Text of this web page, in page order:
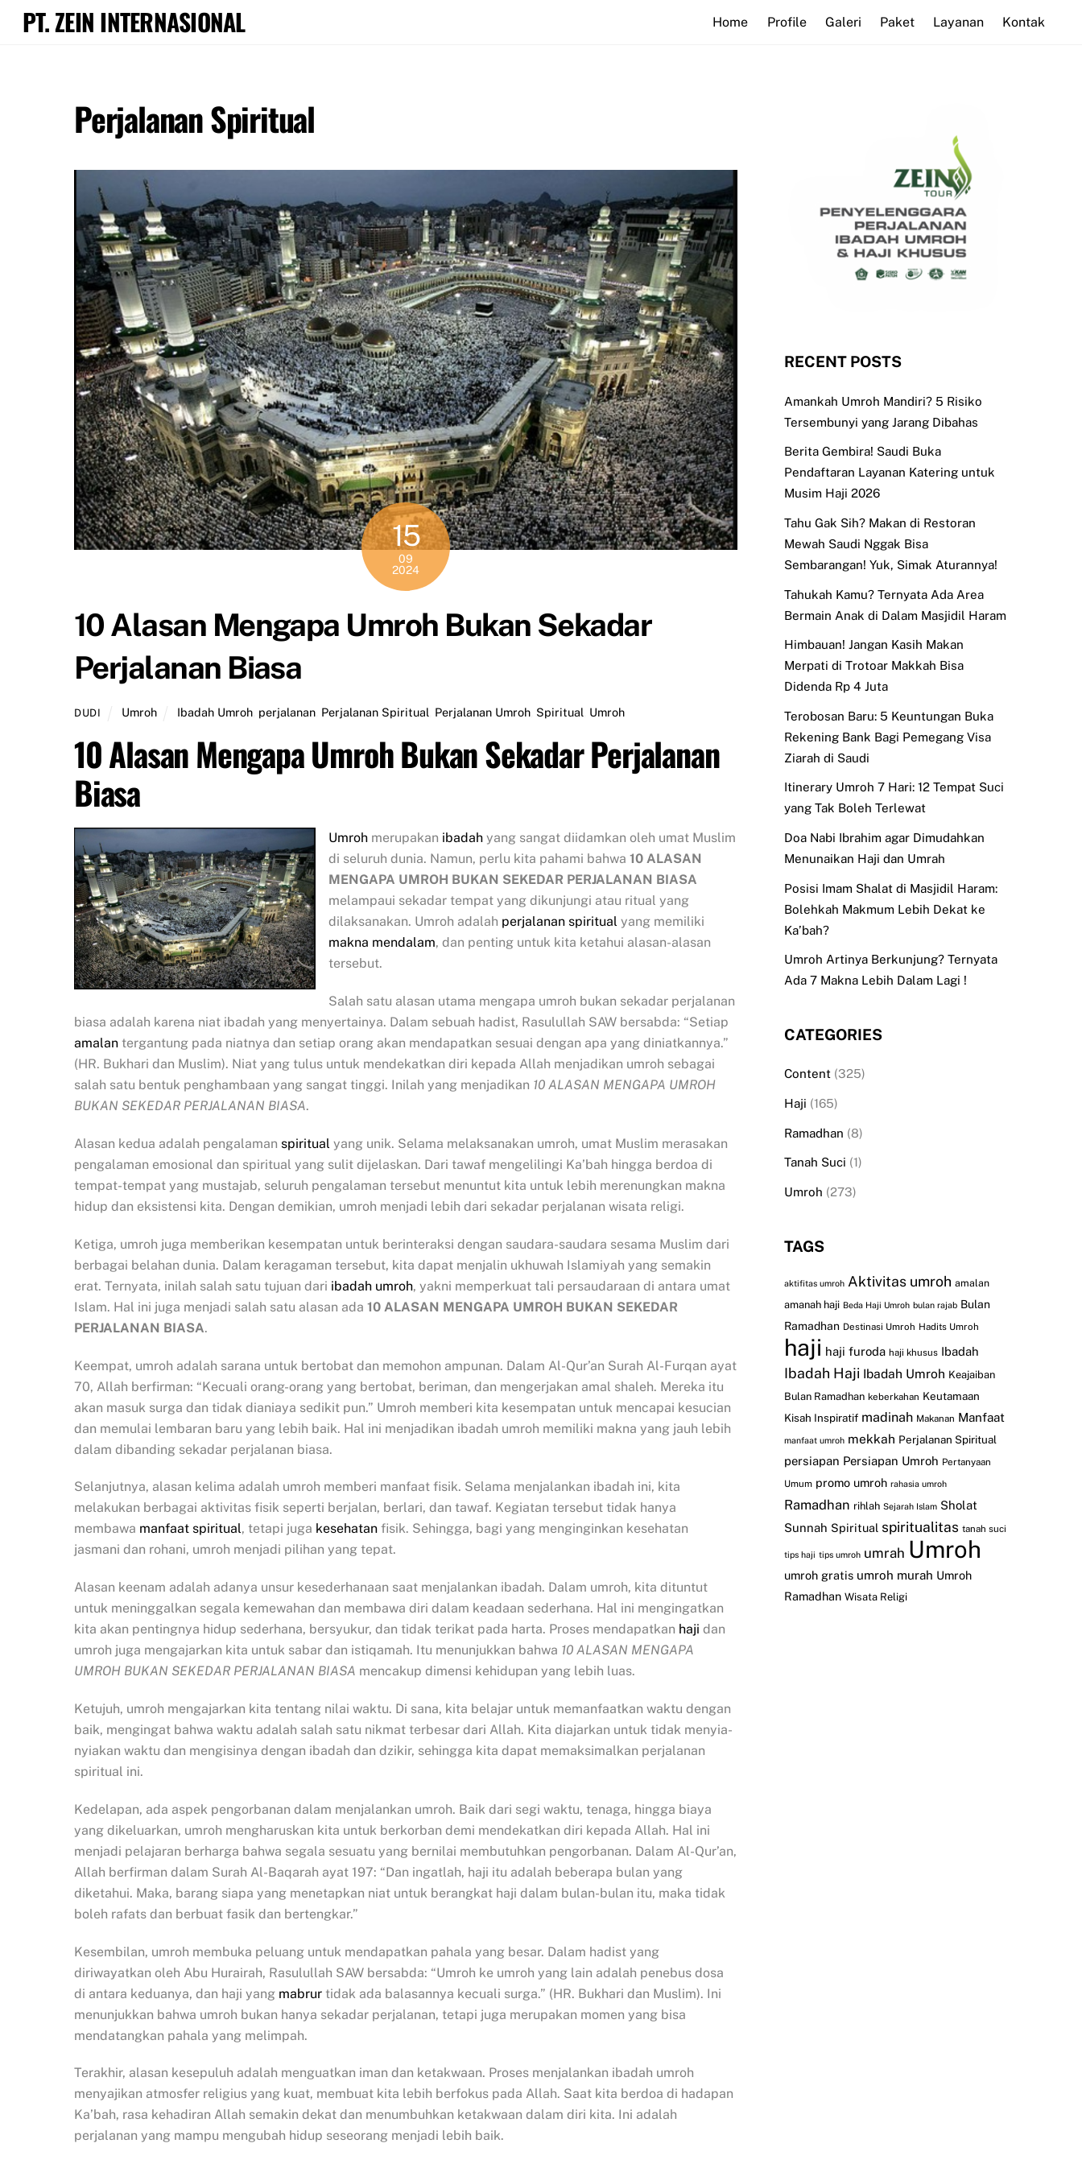
SkipPT. ZEIN INTERNASIONAL Home Profile Galeri Paket Layanan Kontak
Perjalanan Spiritual
15
09
2024
10 Alasan Mengapa Umroh Bukan Sekadar
Perjalanan Biasa
DUDI Umroh Ibadah Umroh perjalanan Perjalanan Spiritual Perjalanan Umroh Spiritual Umroh
10 Alasan Mengapa Umroh Bukan Sekadar Perjalanan
Biasa
Umroh merupakan ibadah yang sangat diidamkan oleh umat Muslim
di seluruh dunia. Namun, perlu kita pahami bahwa 10 ALASAN
MENGAPA UMROH BUKAN SEKEDAR PERJALANAN BIASA
melampaui sekadar tempat yang dikunjungi atau ritual yang
dilaksanakan. Umroh adalah perjalanan spiritual yang memiliki
makna mendalam, dan penting untuk kita ketahui alasan-alasan
tersebut.
Salah satu alasan utama mengapa umroh bukan sekadar perjalanan
biasa adalah karena niat ibadah yang menyertainya. Dalam sebuah hadist, Rasulullah SAW bersabda: “Setiap
amalan tergantung pada niatnya dan setiap orang akan mendapatkan sesuai dengan apa yang diniatkannya.”
(HR. Bukhari dan Muslim). Niat yang tulus untuk mendekatkan diri kepada Allah menjadikan umroh sebagai
salah satu bentuk penghambaan yang sangat tinggi. Inilah yang menjadikan 10 ALASAN MENGAPA UMROH
BUKAN SEKEDAR PERJALANAN BIASA.
Alasan kedua adalah pengalaman spiritual yang unik. Selama melaksanakan umroh, umat Muslim merasakan
pengalaman emosional dan spiritual yang sulit dijelaskan. Dari tawaf mengelilingi Ka’bah hingga berdoa di
tempat-tempat yang mustajab, seluruh pengalaman tersebut menuntut kita untuk lebih merenungkan makna
hidup dan eksistensi kita. Dengan demikian, umroh menjadi lebih dari sekadar perjalanan wisata religi.
Ketiga, umroh juga memberikan kesempatan untuk berinteraksi dengan saudara-saudara sesama Muslim dari
berbagai belahan dunia. Dalam keragaman tersebut, kita dapat menjalin ukhuwah Islamiyah yang semakin
erat. Ternyata, inilah salah satu tujuan dari ibadah umroh, yakni memperkuat tali persaudaraan di antara umat
Islam. Hal ini juga menjadi salah satu alasan ada 10 ALASAN MENGAPA UMROH BUKAN SEKEDAR
PERJALANAN BIASA.
Keempat, umroh adalah sarana untuk bertobat dan memohon ampunan. Dalam Al-Qur’an Surah Al-Furqan ayat
70, Allah berfirman: “Kecuali orang-orang yang bertobat, beriman, dan mengerjakan amal shaleh. Mereka itu
akan masuk surga dan tidak dianiaya sedikit pun.” Umroh memberi kita kesempatan untuk mencapai kesucian
dan memulai lembaran baru yang lebih baik. Hal ini menjadikan ibadah umroh memiliki makna yang jauh lebih
dalam dibanding sekadar perjalanan biasa.
Selanjutnya, alasan kelima adalah umroh memberi manfaat fisik. Selama menjalankan ibadah ini, kita
melakukan berbagai aktivitas fisik seperti berjalan, berlari, dan tawaf. Kegiatan tersebut tidak hanya
membawa manfaat spiritual, tetapi juga kesehatan fisik. Sehingga, bagi yang menginginkan kesehatan
jasmani dan rohani, umroh menjadi pilihan yang tepat.
Alasan keenam adalah adanya unsur kesederhanaan saat menjalankan ibadah. Dalam umroh, kita dituntut
untuk meninggalkan segala kemewahan dan membawa diri dalam keadaan sederhana. Hal ini mengingatkan
kita akan pentingnya hidup sederhana, bersyukur, dan tidak terikat pada harta. Proses mendapatkan haji dan
umroh juga mengajarkan kita untuk sabar dan istiqamah. Itu menunjukkan bahwa 10 ALASAN MENGAPA
UMROH BUKAN SEKEDAR PERJALANAN BIASA mencakup dimensi kehidupan yang lebih luas.
Ketujuh, umroh mengajarkan kita tentang nilai waktu. Di sana, kita belajar untuk memanfaatkan waktu dengan
baik, mengingat bahwa waktu adalah salah satu nikmat terbesar dari Allah. Kita diajarkan untuk tidak menyia-
nyiakan waktu dan mengisinya dengan ibadah dan dzikir, sehingga kita dapat memaksimalkan perjalanan
spiritual ini.
Kedelapan, ada aspek pengorbanan dalam menjalankan umroh. Baik dari segi waktu, tenaga, hingga biaya
yang dikeluarkan, umroh mengharuskan kita untuk berkorban demi mendekatkan diri kepada Allah. Hal ini
menjadi pelajaran berharga bahwa segala sesuatu yang bernilai membutuhkan pengorbanan. Dalam Al-Qur’an,
Allah berfirman dalam Surah Al-Baqarah ayat 197: “Dan ingatlah, haji itu adalah beberapa bulan yang
diketahui. Maka, barang siapa yang menetapkan niat untuk berangkat haji dalam bulan-bulan itu, maka tidak
boleh rafats dan berbuat fasik dan bertengkar.”
Kesembilan, umroh membuka peluang untuk mendapatkan pahala yang besar. Dalam hadist yang
diriwayatkan oleh Abu Hurairah, Rasulullah SAW bersabda: “Umroh ke umroh yang lain adalah penebus dosa
di antara keduanya, dan haji yang mabrur tidak ada balasannya kecuali surga.” (HR. Bukhari dan Muslim). Ini
menunjukkan bahwa umroh bukan hanya sekadar perjalanan, tetapi juga merupakan momen yang bisa
mendatangkan pahala yang melimpah.
Terakhir, alasan kesepuluh adalah menguatkan iman dan ketakwaan. Proses menjalankan ibadah umroh
menyajikan atmosfer religius yang kuat, membuat kita lebih berfokus pada Allah. Saat kita berdoa di hadapan
Ka’bah, rasa kehadiran Allah semakin dekat dan menumbuhkan ketakwaan dalam diri kita. Ini adalah
perjalanan yang mampu mengubah hidup seseorang menjadi lebih baik.
RECENT POSTS
Amankah Umroh Mandiri? 5 Risiko
Tersembunyi yang Jarang Dibahas
Berita Gembira! Saudi Buka
Pendaftaran Layanan Katering untuk
Musim Haji 2026
Tahu Gak Sih? Makan di Restoran
Mewah Saudi Nggak Bisa
Sembarangan! Yuk, Simak Aturannya!
Tahukah Kamu? Ternyata Ada Area
Bermain Anak di Dalam Masjidil Haram
Himbauan! Jangan Kasih Makan
Merpati di Trotoar Makkah Bisa
Didenda Rp 4 Juta
Terobosan Baru: 5 Keuntungan Buka
Rekening Bank Bagi Pemegang Visa
Ziarah di Saudi
Itinerary Umroh 7 Hari: 12 Tempat Suci
yang Tak Boleh Terlewat
Doa Nabi Ibrahim agar Dimudahkan
Menunaikan Haji dan Umrah
Posisi Imam Shalat di Masjidil Haram:
Bolehkah Makmum Lebih Dekat ke
Ka’bah?
Umroh Artinya Berkunjung? Ternyata
Ada 7 Makna Lebih Dalam Lagi !
CATEGORIES
Content(325)
Haji (165)
Ramadhan (8)
Tanah Suci (1)
Umroh (273)
TAGS
aktifitas umroh Aktivitas umroh amalan
amanah haji Beda Haji Umroh bulan rajab Bulan
Ramadhan Destinasi Umroh Hadits Umroh
haji haji furoda haji khusus Ibadah
Ibadah Haji Ibadah Umroh Keajaiban
Bulan Ramadhan keberkahan Keutamaan
Kisah Inspiratif madinah Makanan Manfaat
manfaat umroh mekkah Perjalanan Spiritual
persiapan Persiapan Umroh Pertanyaan
Umum promo umroh rahasia umroh
Ramadhan rihlah Sejarah Islam Sholat
Sunnah Spiritual spiritualitas tanah suci
tips haji tips umroh umrah Umroh
umroh gratis umroh murah Umroh
Ramadhan Wisata Religi